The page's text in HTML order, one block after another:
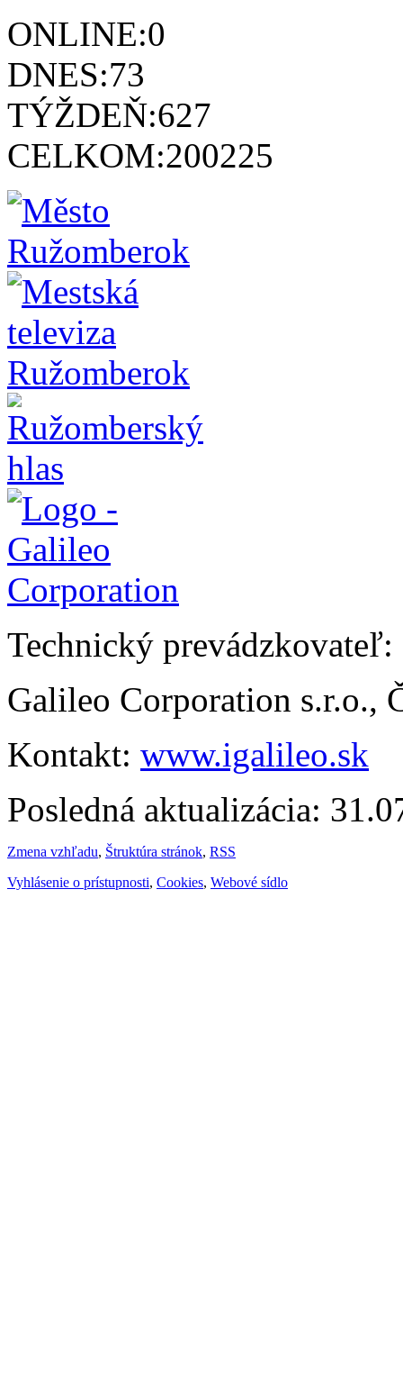
ONLINE:0
DNES:73
TÝŽDEŇ:627
CELKOM:200225
Technický prevádzkovateľ:
Galileo Corporation s.r.o.,
Kontakt: www.igalileo.sk
Posledná aktualizácia:
Zmena vzhľadu, Štruktúra stránok, RSS
Vyhlásenie o prístupnosti, Cookies, Webové sídlo